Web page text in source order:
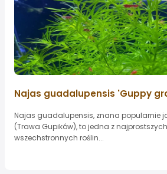
Najas guadalupensis 'Guppy
Najas guadalupensis, znana popularnie
(Trawa Gupików), to jedna z
wszechstronnych roślin...